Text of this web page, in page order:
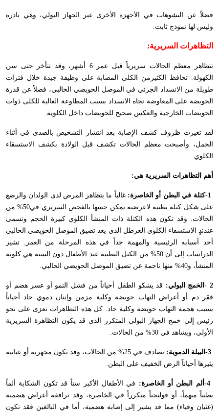
فضلاً عن التشوهات في الأجهزة الأخرى غير الجهاز البولي، وهي نادرة
وليس لها نموذج ثابت.
التظاهرات السريرية:
تتظاهر معظم الحالات سريرياً قبل عمر 6 أشهر، وقد تتأخر حتى سن
الكهولة. تحافظ الكثيرمن الكلى المصابة على وظيفة جيدة خلال فترات
طويلة من الانسداد الجزئي في الموصل الحويضي الحالبي، فضلاً عن قدرة
الحويضة على المعاوضة تجاه الانسداد بسبب المطاوعة العالية للكلى ذوات
الحويضات الخارجية والعكس صحيح للحويضات داخل الكلوية.
لقد تغيرت ظروف كشف الإصابة بعد انتشار التشخيص بالصدى في أثناء
الحمل، وأصبحت معظم الحالات تكشف قبل الولادة بكشف الاستسقاء
الكلوي.
أهم التظاهرات السريرية هي:
-1كتلة في البطن أو الخاصرة:غالباً ما يتظاهر المرض لدى الولدان والرضع
على شكل كتلة بطنية لاعرضية يمكن جسها بالفحص السريري في50% من
الحالات. وقد تكون هذه الكتلة ذات المنشأ الكلوي كبيرة الحجم وتسمى
عندئذٍ الاستسقاء الكلوي العرطل الذي يعد تضيق الموصل الحويضي الحالبي
أحد أسبابه الرئيسية والمهمة جداً في هذه المرحلة من العمر. تشير
الدراسات إلى أن 50% من الكتل البطنية عند الأطفال دون السنة هي كلوية
المنشأ، و40% منها ناجمة عن تضيق الموصل الحويضي الحالبي
.
- 2الخمج البولي: قد يشكو الطفل أحياناً من فشل النمو أو عسر هضم أو
فقر دم أو أعراض التهاب حويضة وكلية مزمن وإنتان دموي حاد أحياناً
بسبب هجمة التهاب حويضة وكلية حاد. كل هذه التظاهرات تعزى على نحو
رئيس إلى خمج الجهاز البولي المتكرر الذي قد يكون التظاهرة السريرية
الأولى، ويشاهد في 30% من الحالات
.
-3 البيلة الدموية:
تصادف في 25% من الحالات، وقد تكون مجهرية أو عيانية
يثيرها أحياناً الرض الخفيف على البطن.
-4 ألم البطن أو الخاصرة: في الأطفال الأكبر سناً قد تكون الشكاية ألماً
بطنياً مبهماً، أو قولنجياً متكرراً في الخاصرة، وقد ترافقه أعراض هضمية
(غثيان وقياء) مما قد يشير إلى إصابة هضمية، أما في البالغين فقد تكون